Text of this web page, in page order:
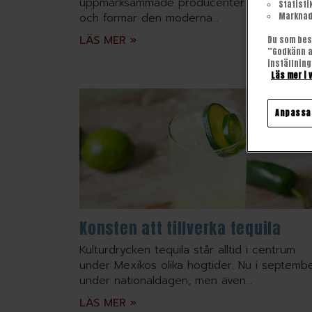
och formar den moderna...
LÄS MER »
Konsten att tillverka tequila
Kulturdrycken tequila står alltid i centrum
under Mexikos olika högtider. Nu i
under nationaldagen, men även...
LÄS MER »
Du som
”Godkänn
Läs mer i